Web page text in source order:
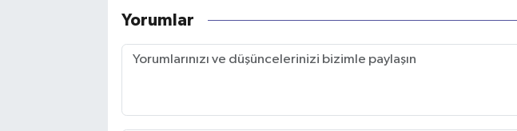
Yorumlar